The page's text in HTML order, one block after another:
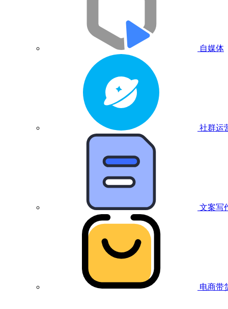
自媒体
社群运
文案写
电商带